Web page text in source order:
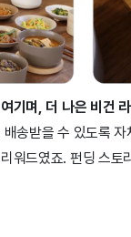
기며, 더 나은 비건
송받을 수 있도록
워드였죠. 펀딩 스